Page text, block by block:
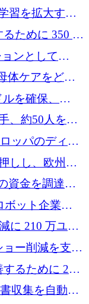
達習を拡大する
を完了
ために 350 万
ンとして
体ケアをどの
を確保、
、英国首相が
、約50人を解
ッパのディー
築しているか
しし、欧州の
ユーロに回復
資金を調達し
ボット企業
に 210 万ユー
ー削減を支援
るために 200
収集を自動化